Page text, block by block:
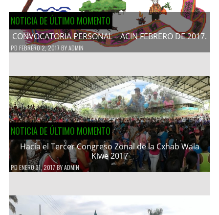
NOTICIA DE ÚLTIMO MOMENTO
CONVOCATORIA PERSONAL – ACIN FEBRERO DE 2017.
PD FEBRERO 2, 2017 BYADMIN
NOTICIA DE ÚLTIMO MOMENTO
Hacía el Tercer Congreso Zonal de la Cxhab Wala
Kiwe 2017
PDENERO 31, 2017 BYADMIN